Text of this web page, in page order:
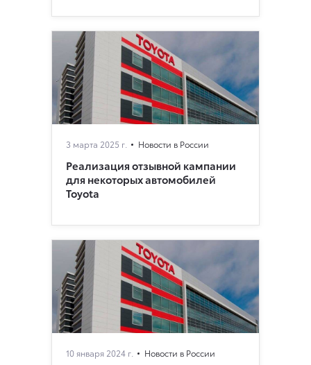
3 марта 2025 г. Новости в России
Реализация отзывной кампании
для некоторых автомобилей
Toyota
10 января 2024 г. Новости в России